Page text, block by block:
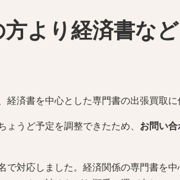
より経済書な
済書を中心とした専門書の出張買取に
うど予定を調整できたため、 お問い
対応しました。経済関係の専門書を